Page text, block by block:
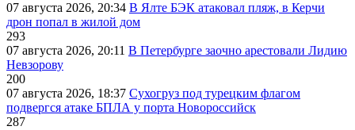
07 августа 2026, 20:34 В Ялте БЭК атаковал пляж, в Керчи
дрон попал в жилой дом
293
07 августа 2026, 20:11 В Петербурге заочно арестовали Лидию
Невзорову
200
07 августа 2026, 18:37 Сухогруз под турецким флагом
подвергся атаке БПЛА у порта Новороссийск
287